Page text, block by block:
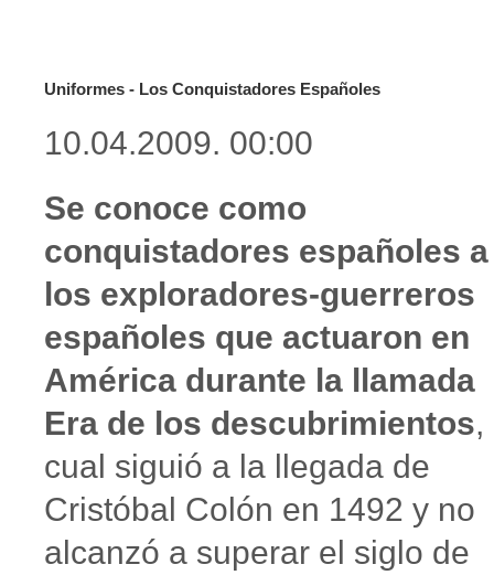
Uniformes - Los Conquistadores Españoles
10.04.2009. 00:00
Se conoce como
conquistadores españoles a
los exploradores-guerreros
españoles que actuaron en
América durante la llamada
Era de los descubrimientos,
cual siguió a la llegada de
Cristóbal Colón en 1492 y no
alcanzó a superar el siglo de